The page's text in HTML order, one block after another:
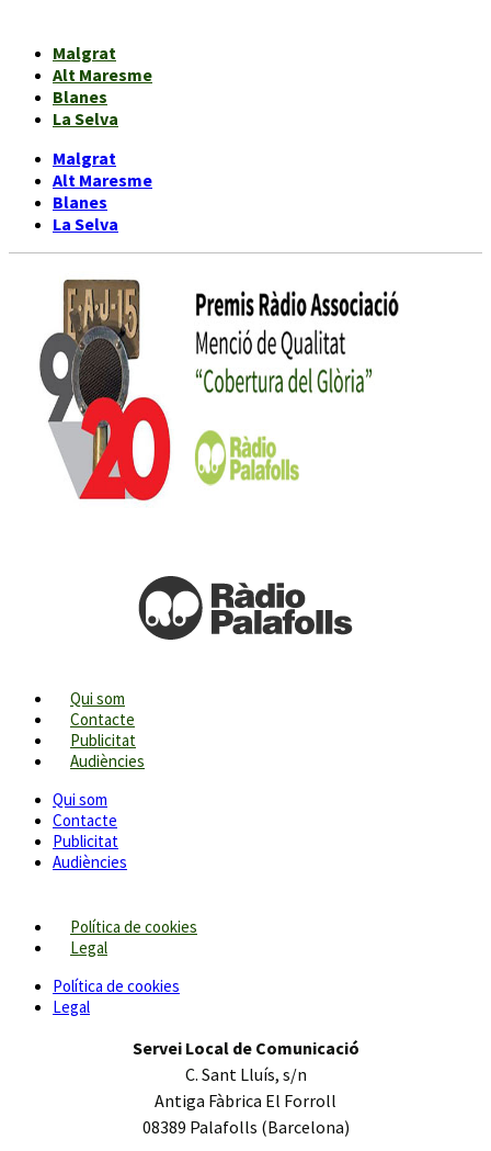
Malgrat
Alt Maresme
Blanes
La Selva
Malgrat
Alt Maresme
Blanes
La Selva
Qui som
Contacte
Publicitat
Audiències
Qui som
Contacte
Publicitat
Audiències
Política de cookies
Legal
Política de cookies
Legal
Servei Local de Comunicació
C. Sant Lluís, s/n
Antiga Fàbrica El Forroll
08389 Palafolls (Barcelona)